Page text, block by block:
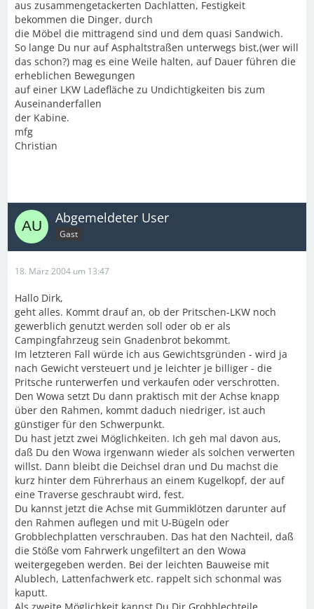
aus zusammengetackerten Dachlatten, Festigkeit
bekommen die Dinger, durch
die Möbel die mittragend sind und dem quasi Sandwich.
So lange Du nur auf Asphaltstraßen unterwegs bist,(wer will
das schon?) mag es eine Weile halten, auf Dauer führen die
erheblichen Bewegungen
auf einer LKW Ladefläche zu Undichtigkeiten bis zum
Auseinanderfallen
der Kabine.
mfg
Christian
Abgemeldeter User
Gast
18. März 2004 um 13:47
Hallo Dirk,
geht alles. Kommt drauf an, ob der Pritschen-LKW noch
gewerblich genutzt werden soll oder ob er als
Campingfahrzeug sein Gnadenbrot bekommt.
Im letzteren Fall würde ich aus Gewichtsgründen - wird ja
nach Gewicht versteuert und je leichter je billiger - die
Pritsche runterwerfen und verkaufen oder verschrotten.
Den Wowa setzt Du dann praktisch mit der Achse knapp
über den Rahmen, kommt daduch niedriger, ist auch
günstiger für den Schwerpunkt.
Du hast jetzt zwei Möglichkeiten. Ich geh mal davon aus,
daß Du den Wowa irgenwann wieder als solchen verwerten
willst. Dann bleibt die Deichsel dran und Du machst die
kurz hinter dem Führerhaus an einem Kugelkopf, der auf
eine Traverse geschraubt wird, fest.
Du kannst jetzt die Achse mit Gummiklötzen darunter auf
den Rahmen auflegen und mit U-Bügeln oder
Grobblechplatten verschrauben. Das hat den Nachteil, daß
die Stöße vom Fahrwerk ungefiltert an den Wowa
weitergegeben werden. Bei der leichten Bauweise mit
Alublech, Lattenfachwerk etc. rappelt sich schonmal was
kaputt.